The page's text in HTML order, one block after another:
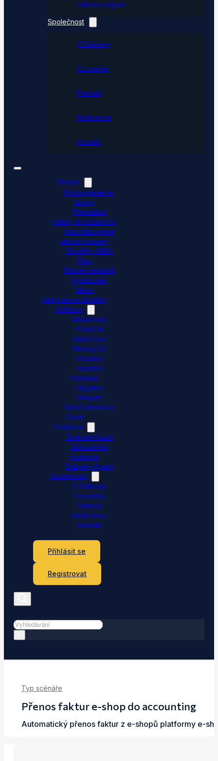
Dativery Agent
Společnost
O Dativery
Co umíme
Partneři
Reference
Kontakt
Řešení
Propojujeme e-
shopy
Přenášíme
platby do účetnictví
Automatizujeme
data a procesy
Doplňky ABRA
Flexi
Mobilní skladník
Vytěžování
faktur
Integrace a doplňky
Aplikace
ABRA Flexi
POHODA
ABRA Gen
Money S3
Shoptet
Shoptet
Premium
Upgates
Shopify
WooCommerce
Ceník
Podpora
Znalostní báze
Zákaznická
podpora
Dativery Agent
Společnost
O Dativery
Co umíme
Partneři
Reference
Kontakt
Přihlásit se
Registrovat
Hledat
Typ scénáře
Přenos faktur e-shop do accounting
Automatický přenos faktur z e-shopů platformy e-